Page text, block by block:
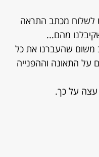
לשלוח מכתב התראה
מהם...
משום שהעברנו את כל
על התאונה וההפנייה
עצה על כך.